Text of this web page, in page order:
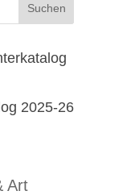
2025-26
Art